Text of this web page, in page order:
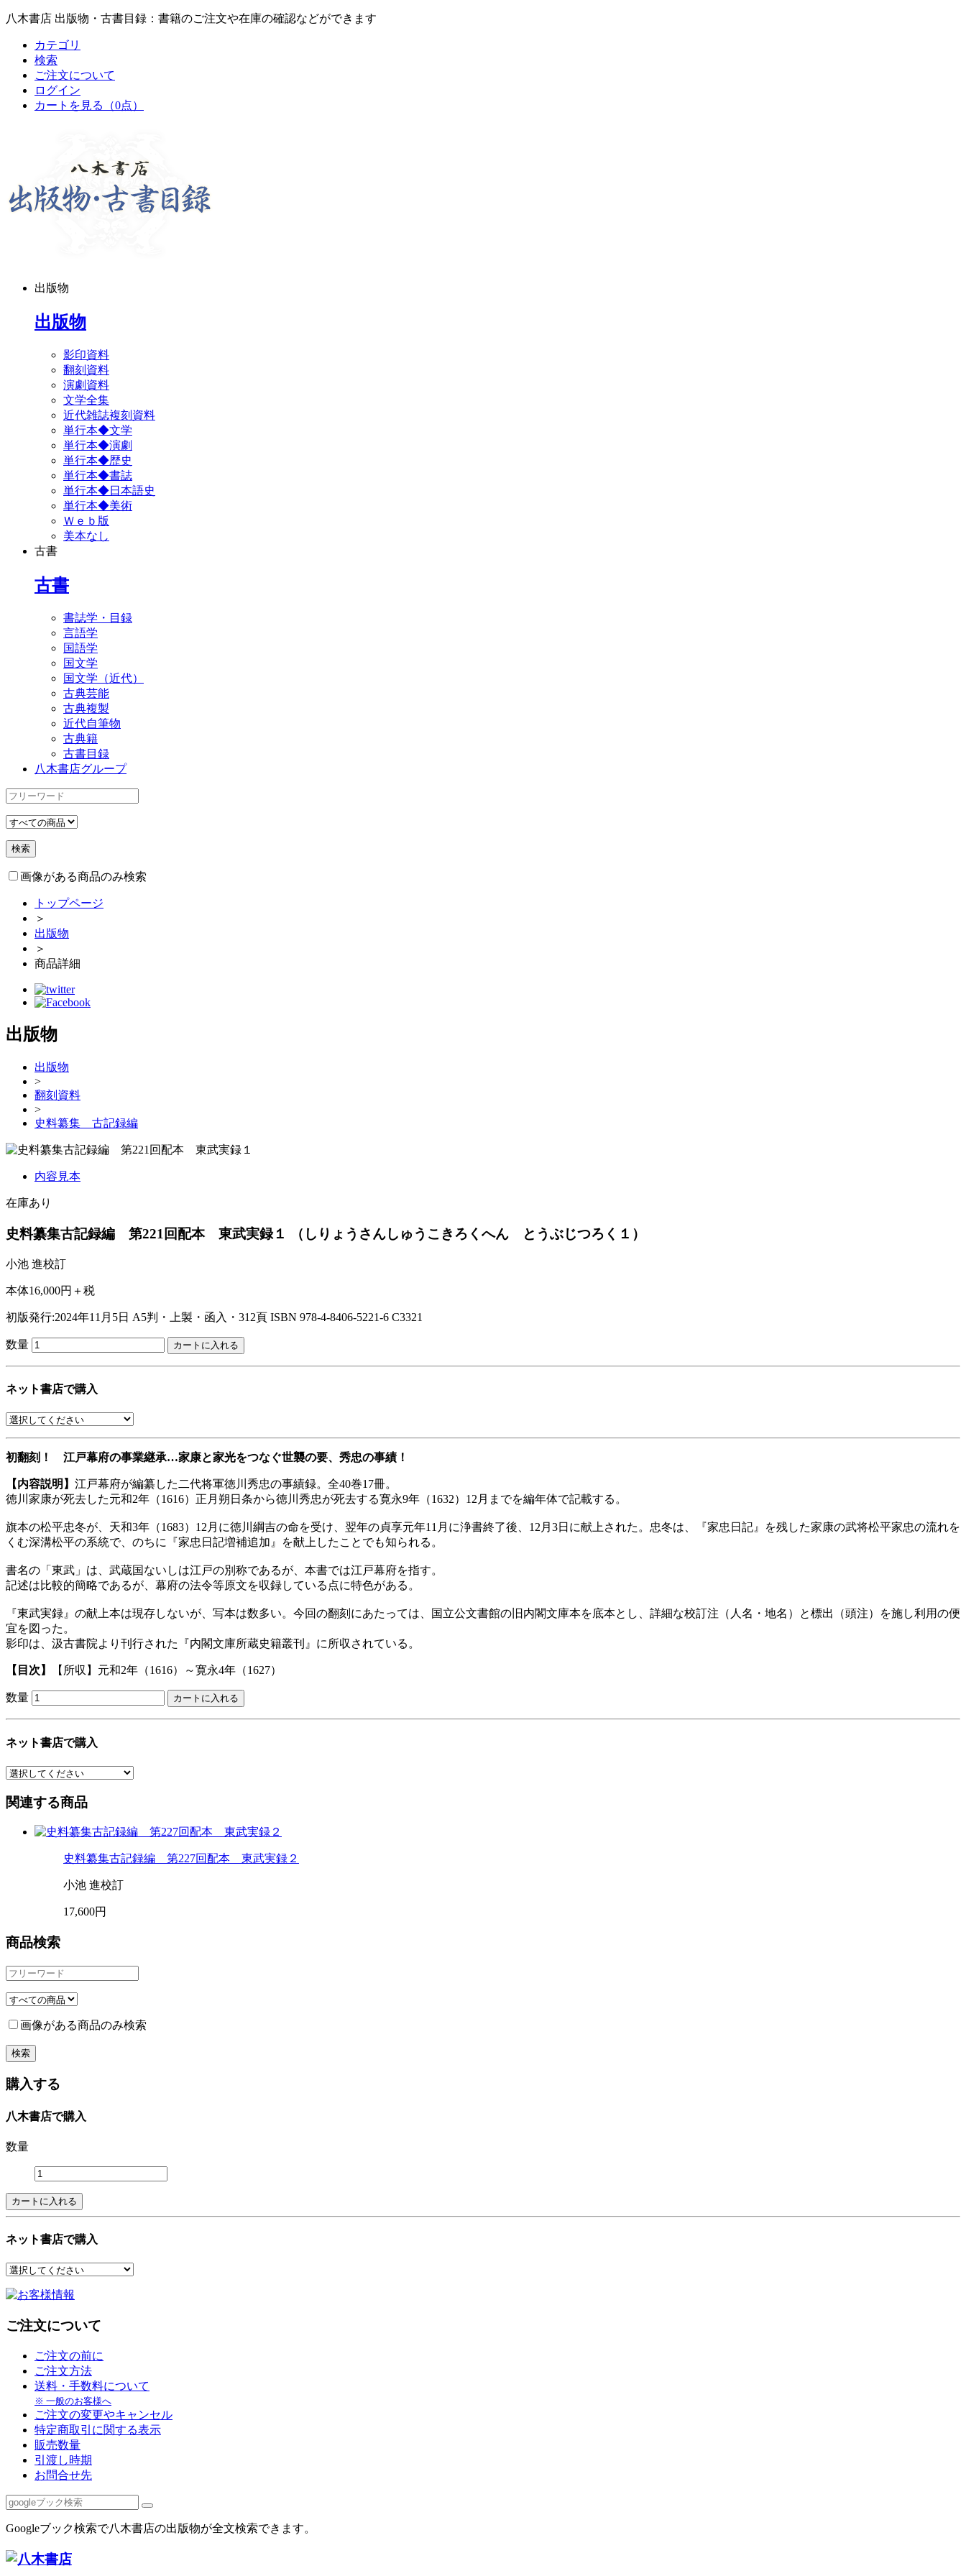
八木書店 出版物・古書目録：書籍のご注文や在庫の確認などができます
カテゴリ
検索
ご注文について
ログイン
カートを見る
（0点）
出版物
出版物
影印資料
翻刻資料
演劇資料
文学全集
近代雑誌複刻資料
単行本◆文学
単行本◆演劇
単行本◆歴史
単行本◆書誌
単行本◆日本語史
単行本◆美術
Ｗｅｂ版
美本なし
古書
古書
書誌学・目録
言語学
国語学
国文学
国文学（近代）
古典芸能
古典複製
近代自筆物
古典籍
古書目録
八木書店グループ
画像がある商品のみ検索
トップページ
＞
出版物
＞
商品詳細
出版物
出版物
>
翻刻資料
>
史料纂集 古記録編
内容見本
在庫あり
史料纂集古記録編 第221回配本 東武実録１ （しりょうさんしゅうこきろくへん とうぶじつろく１）
小池 進校訂
本体16,000円＋税
初版発行:2024年11月5日 A5判・上製・函入・312頁 ISBN 978-4-8406-5221-6 C3321
数量
ネット書店で購入
初翻刻！ 江戸幕府の事業継承…家康と家光をつなぐ世襲の要、秀忠の事績！
【内容説明】 江戸幕府が編纂した二代将軍徳川秀忠の事績録。全40巻17冊。
徳川家康が死去した元和2年（1616）正月朔日条から徳川秀忠が死去する寛永9年（1632）12月までを編年体で記載する。
旗本の松平忠冬が、天和3年（1683）12月に徳川綱吉の命を受け、翌年の貞享元年11月に浄書終了後、12月3日に献上された。忠冬は、『家忠日記』を残した家康の武将松平家忠の流れを
くむ深溝松平の系統で、のちに『家忠日記増補追加』を献上したことでも知られる。
書名の「東武」は、武蔵国ないしは江戸の別称であるが、本書では江戸幕府を指す。
記述は比較的簡略であるが、幕府の法令等原文を収録している点に特色がある。
『東武実録』の献上本は現存しないが、写本は数多い。今回の翻刻にあたっては、国立公文書館の旧内閣文庫本を底本とし、詳細な校訂注（人名・地名）と標出（頭注）を施し利用の便
宜を図った。
影印は、汲古書院より刊行された『内閣文庫所蔵史籍叢刊』に所収されている。
【目次】 【所収】元和2年（1616）～寛永4年（1627）
数量
ネット書店で購入
関連する商品
史料纂集古記録編 第227回配本 東武実録２
小池 進校訂
17,600円
商品検索
画像がある商品のみ検索
購入する
八木書店で購入
数量
ネット書店で購入
ご注文について
ご注文の前に
ご注文方法
送料・手数料について
※ 一般のお客様へ
ご注文の変更やキャンセル
特定商取引に関する表示
販売数量
引渡し時期
お問合せ先
Googleブック検索で八木書店の出版物が全文検索できます。